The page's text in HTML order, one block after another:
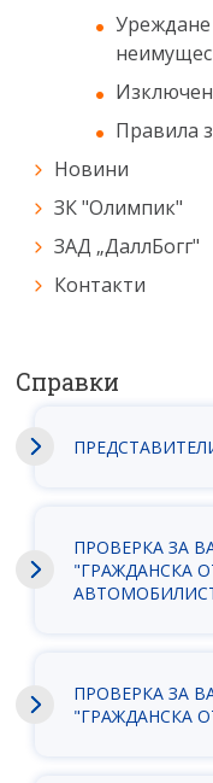
Правила
Новини
ЗК "Олимпик"
ЗАД „ДаллБогг"
Контакти
Справки
ПРОВЕРКА ЗА
"ГРАЖДАНСКА
ПРОВЕРКА ЗА
"ГРАЖДАНСКА